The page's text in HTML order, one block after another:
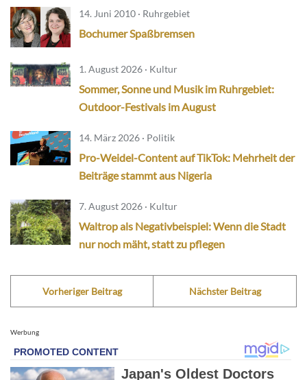
14. Juni 2010 · Ruhrgebiet
Bochumer Spaßbremsen
1. August 2026 · Kultur
Sommer, Sonne und Musik im Ruhrgebiet:
Outdoor-Festivals im August
14. März 2026 · Politik
Pro-Weidel-Content auf TikTok: Mehrheit der
Beiträge stammt aus Nigeria
7. August 2026 · Kultur
Waltrop als Negativbeispiel: Wenn die Stadt
nur noch mäht, statt zu pflegen
Vorheriger Beitrag Nächster Beitrag
Werbung